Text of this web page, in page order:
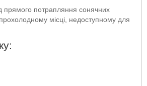
прямого потрапляння сонячних
місці, недоступному для